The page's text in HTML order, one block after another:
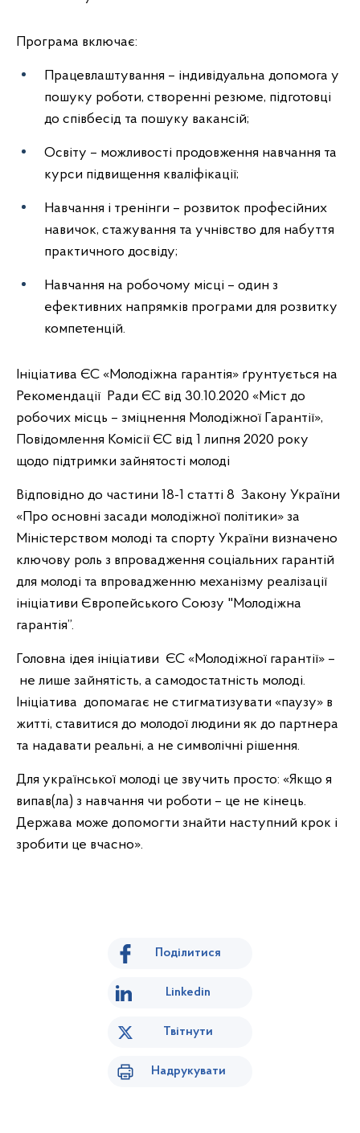
Програма включає:
Працевлаштування – індивідуальна допомога у
пошуку роботи, створенні резюме, підготовці
до співбесід та пошуку вакансій;
Освіту – можливості продовження навчання та
курси підвищення кваліфікації;
Навчання і тренінги – розвиток професійних
навичок, стажування та учнівство для набуття
практичного досвіду;
Навчання на робочому місці – один з
ефективних напрямків програми для розвитку
компетенцій.
Ініціатива ЄС «Молодіжна гарантія» ґрунтується на
Рекомендації Ради ЄС від 30.10.2020 «Міст до
робочих місць – зміцнення Молодіжної Гарантії»,
Повідомлення Комісії ЄС від 1 липня 2020 року
щодо підтримки зайнятості молоді
Відповідно до частини 18-1 статті 8 Закону України
«Про основні засади молодіжної політики» за
Міністерством молоді та спорту України визначено
ключову роль з впровадження соціальних гарантій
для молоді та впровадженню механізму реалізації
ініціативи Європейського Союзу "Молодіжна
гарантія”.
Головна ідея ініціативи ЄС «Молодіжної гарантії» –
не лише зайнятість, а самодостатність молоді.
Ініціатива допомагає не стигматизувати «паузу» в
житті, ставитися до молодої людини як до партнера
та надавати реальні, а не символічні рішення.
Для української молоді це звучить просто: «Якщо я
випав(ла) з навчання чи роботи – це не кінець.
Держава може допомогти знайти наступний крок і
зробити це вчасно».
Поділитися
Linkedin
Твітнути
Надрукувати